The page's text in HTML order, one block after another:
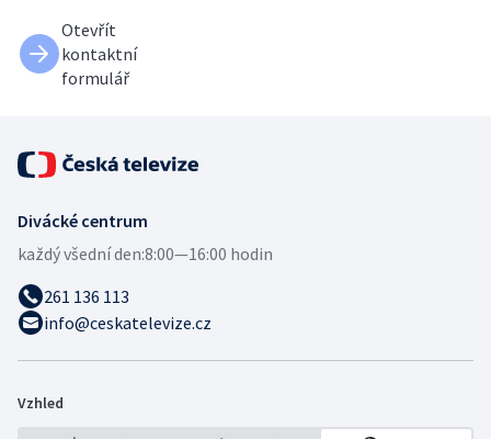
Otevřít
kontaktní
formulář
Divácké centrum
každý všední den:8:00—16:00 hodin
261 136 113
info@ceskatelevize.cz
Vzhled